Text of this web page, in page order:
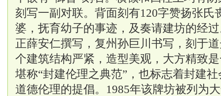
刻写一副对联。背面刻有120字赞扬张氏
婆，抚育幼子的事迹，及奏请建坊的经
正薛安仁撰写，复州孙巨川书写，刻于
个建筑结构严紧，造型美观，大方精致
堪称“封建伦理之典范”，也标志着封建
道德伦理的提倡。1985年该牌坊被列为